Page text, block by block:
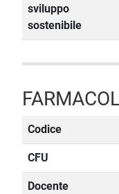
sviluppo
sostenibile
Codice
CFU
Docente